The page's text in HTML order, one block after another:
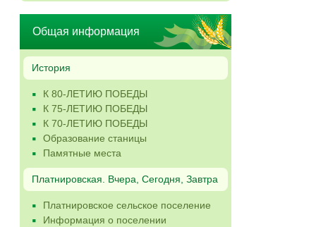
Общая информация
История
К 80-ЛЕТИЮ ПОБЕДЫ
К 75-ЛЕТИЮ ПОБЕДЫ
К 70-ЛЕТИЮ ПОБЕДЫ
Образование станицы
Памятные места
Платнировская. Вчера, Сегодня, Завтра
Платнировское сельское поселение
Информация о поселении